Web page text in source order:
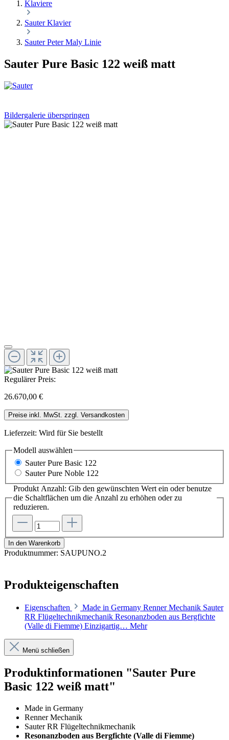
Klaviere
Sauter Klavier
Sauter Peter Maly Linie
Sauter Pure Basic 122 weiß matt
Bildergalerie überspringen
Regulärer Preis:
26.670,00 €
Preise inkl. MwSt. zzgl. Versandkosten
Lieferzeit: Wird für Sie bestellt
Modell auswählen
Sauter Pure Basic 122
Sauter Pure Noble 122
Produkt Anzahl: Gib den gewünschten Wert ein oder benutze
die Schaltflächen um die Anzahl zu erhöhen oder zu
reduzieren.
In den Warenkorb
Produktnummer: SAUPUNO.2
Produkteigenschaften
Eigenschaften
Made in Germany Renner Mechanik Sauter
RR Flügeltechnikmechanik Resonanzboden aus Bergfichte
(Valle di Fiemme) Einzigartig… Mehr
Menü schließen
Produktinformationen "Sauter Pure
Basic 122 weiß matt"
Made in Germany
Renner Mechanik
Sauter RR Flügeltechnikmechanik
Resonanzboden aus Bergfichte (Valle di Fiemme)